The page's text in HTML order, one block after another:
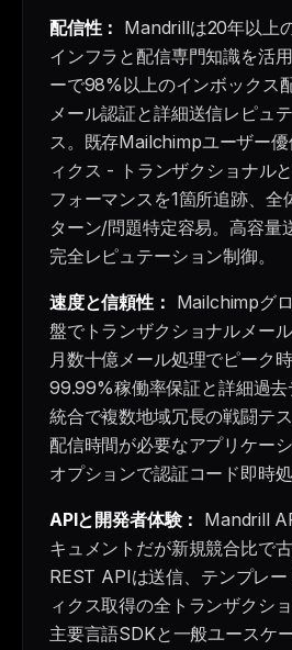
配信性： Mandrillは20年以上
インフラと配信専門知識を活
ーで98%以上のインボックス
メール認証と詳細送信レピュ
ス。既存Mailchimpユーザー
ィクス - トランザクショナル
フォーマンスを1箇所追跡、全
ターン/問題特定容易。高容量
完全レピュテーション制御。
速度と信頼性： Mailchimpグ
盤でトランザクショナルメー
月数十億メール処理でピーク時
99.99%稼働率保証と詳細過
統合で複数地域冗長の戦闘テ
配信時間が必要なアプリケー
オプションで認証コード即時処
APIと開発者体験： Mandrill
キュメントだが新規競合比で古
REST APIは送信、テンプレ
ィクス取得の全トランザクシ
主要言語SDKと一般ユースケ